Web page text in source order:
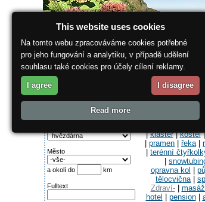
O regionu Vaše dovolená
Najděte si:
Město
a okolí do km
Fulltext
Jak do
|klášter|kostel
| pramen | řeka |
| terénní
|
opravna kol |
tělocvična |
Zdraví-|
hotel | pension|
This website uses cookies
Na tomto webu zpracováváme cookies potřebné
pro jeho fungování a analytiku, v případě udělení
souhlasu také cookies pro účely cílení reklamy.
I agree I disagree
Read more